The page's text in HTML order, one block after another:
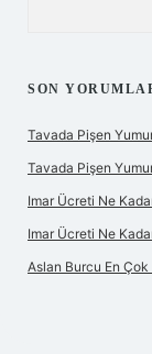
SON
Tavada Pişen
Tavada Pişen
Imar Ücreti Ne
Imar Ücreti Ne
Aslan Burcu En